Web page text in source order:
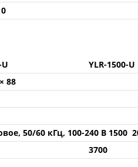
YLR-1500-U
88
50/60 кГц, 100-240 В 1500
3700